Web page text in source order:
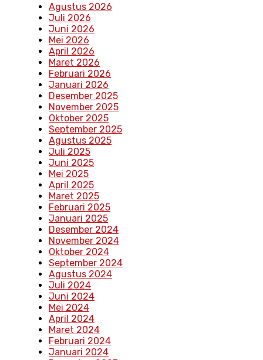
Agustus 2026
Juli 2026
Juni 2026
Mei 2026
April 2026
Maret 2026
Februari 2026
Januari 2026
Desember 2025
November 2025
Oktober 2025
September 2025
Agustus 2025
Juli 2025
Juni 2025
Mei 2025
April 2025
Maret 2025
Februari 2025
Januari 2025
Desember 2024
November 2024
Oktober 2024
September 2024
Agustus 2024
Juli 2024
Juni 2024
Mei 2024
April 2024
Maret 2024
Februari 2024
Januari 2024